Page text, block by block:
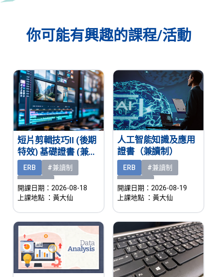
你可能有興趣的課程/活動
短片剪輯技巧II (後期
特效) 基礎證書 (兼讀
制)ERB
#兼讀制
#新課程
開課日期：2026-08-18
上課地點 ：黃大仙
人工智能知識及應用
證書（兼讀制）
ERB
#兼讀制
#新課程
開課日期：2026-08-19
上課地點 ：黃大仙